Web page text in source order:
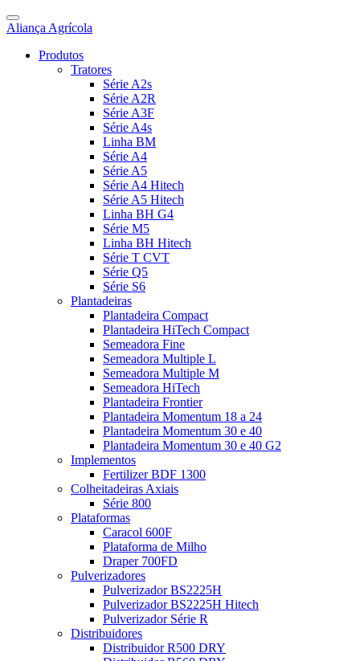
Aliança Agrícola
Produtos
Tratores
Série A2s
Série A2R
Série A3F
Série A4s
Linha BM
Série A4
Série A5
Série A4 Hitech
Série A5 Hitech
Linha BH G4
Série M5
Linha BH Hitech
Série T CVT
Série Q5
Série S6
Plantadeiras
Plantadeira Compact
Plantadeira HiTech Compact
Semeadora Fine
Semeadora Multiple L
Semeadora Multiple M
Semeadora HiTech
Plantadeira Frontier
Plantadeira Momentum 18 a 24
Plantadeira Momentum 30 e 40
Plantadeira Momentum 30 e 40 G2
Implementos
Fertilizer BDF 1300
Colheitadeiras Axiais
Série 800
Plataformas
Caracol 600F
Plataforma de Milho
Draper 700FD
Pulverizadores
Pulverizador BS2225H
Pulverizador BS2225H Hitech
Pulverizador Série R
Distribuidores
Distribuidor R500 DRY